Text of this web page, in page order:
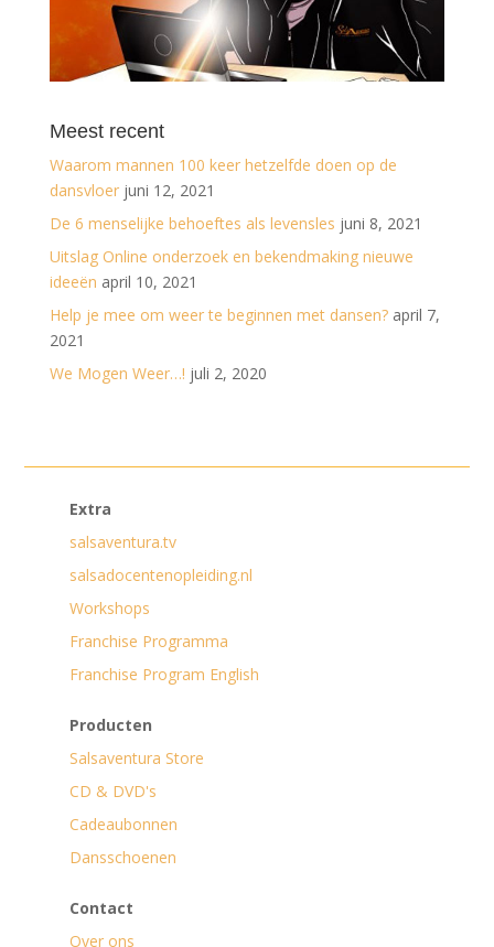
Meest recent
Waarom mannen 100 keer hetzelfde doen op de
dansvloer juni 12, 2021
De 6 menselijke behoeftes als levensles juni 8, 2021
Uitslag Online onderzoek en bekendmaking nieuwe
ideeën april 10, 2021
Help je mee om weer te beginnen met dansen? april 7,
2021
We Mogen Weer…! juli 2, 2020
Extra
salsaventura.tv
salsadocentenopleiding.nl
Workshops
Franchise Programma
Franchise Program English
Producten
Salsaventura Store
CD & DVD's
Cadeaubonnen
Dansschoenen
Contact
Over ons